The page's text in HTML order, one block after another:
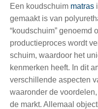
Een koudschuim matras
gemaakt is van
“koudschuim” genoemd
productieproces wordt
schuim, waardoor het
kenmerken heeft. In dit
verschillende aspecten
waaronder de
de markt. Allemaal